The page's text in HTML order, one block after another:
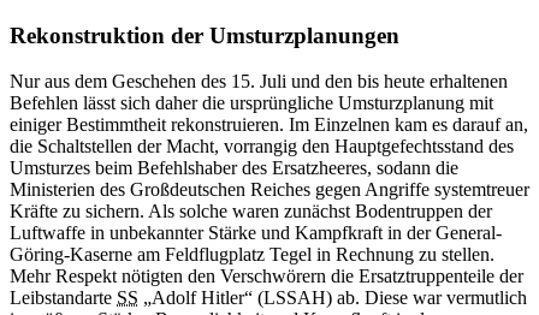
Rekonstruktion der Umsturzplanungen
Nur aus dem Geschehen des 15. Juli und den bis heute erhaltenen
Befehlen lässt sich daher die ursprüngliche Umsturzplanung mit
einiger Bestimmtheit rekonstruieren. Im Einzelnen kam es daraufan,
die Schaltstellen der Macht, vorrangig den Hauptgefechtsstand des
Umsturzes beim Befehlshaber des Ersatzheeres, sodann die
Ministerien des Großdeutschen Reiches gegen Angriffe systemtreuer
Kräfte zu sichern. Als solche waren zunächst Bodentruppen der
Luftwaffe in unbekannter Stärke und Kampfkraft in derGeneral-
Göring-Kaserne am Feldflugplatz Tegel in Rechnung zu stellen.
Mehr Respekt nötigten den Verschwörern die Ersatztruppenteile der
Leibstandarte SS „Adolf Hitler“ (LSSAH) ab. Diese warvermutlich